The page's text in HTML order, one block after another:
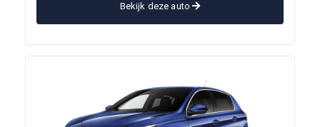
Bekijk deze auto